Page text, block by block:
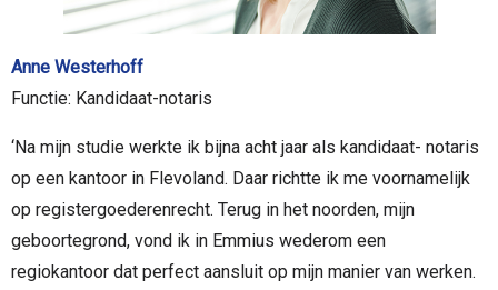
Anne Westerhoff
Functie: Kandidaat-notaris
‘Na mijn studie werkte ik bijna acht jaar als kandidaat- notaris
op een kantoor in Flevoland. Daar richtte ik me voornamelijk
op registergoederenrecht. Terug in het noorden, mijn
geboortegrond, vond ik in Emmius wederom een
regiokantoor dat perfect aansluit op mijn manier van werken.